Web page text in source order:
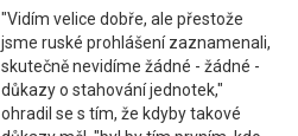
"Vidím velice dobře, ale přestože
jsme ruské prohlášení zaznamenali,
skutečně nevidíme žádné - žádné -
důkazy o stahování jednotek,"
ohradil se s tím, že kdyby takové